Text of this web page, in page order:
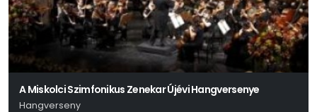
A Miskolci Szimfonikus Zenekar Újévi Hangversenye
Hangverseny